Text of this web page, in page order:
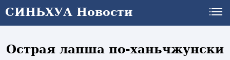
СИНЬХУА Новости
Острая лапша по-ханьчжунски